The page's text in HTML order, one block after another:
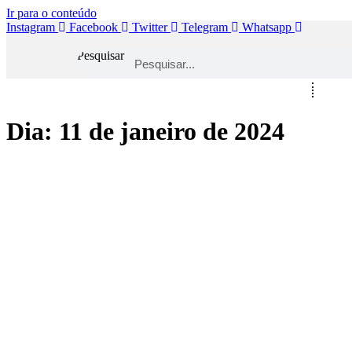
Ir para o conteúdo
Instagram
Facebook Twitter Telegram Whatsapp
Pesquisar
Dia: 11 de janeiro de 2024